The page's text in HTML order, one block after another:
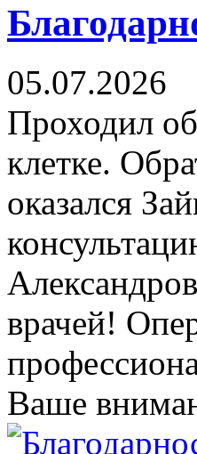
05.07.2026
Проходил
клетке.
оказался
врачей!
Ваше